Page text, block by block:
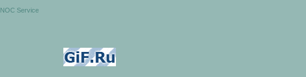
NOC Service